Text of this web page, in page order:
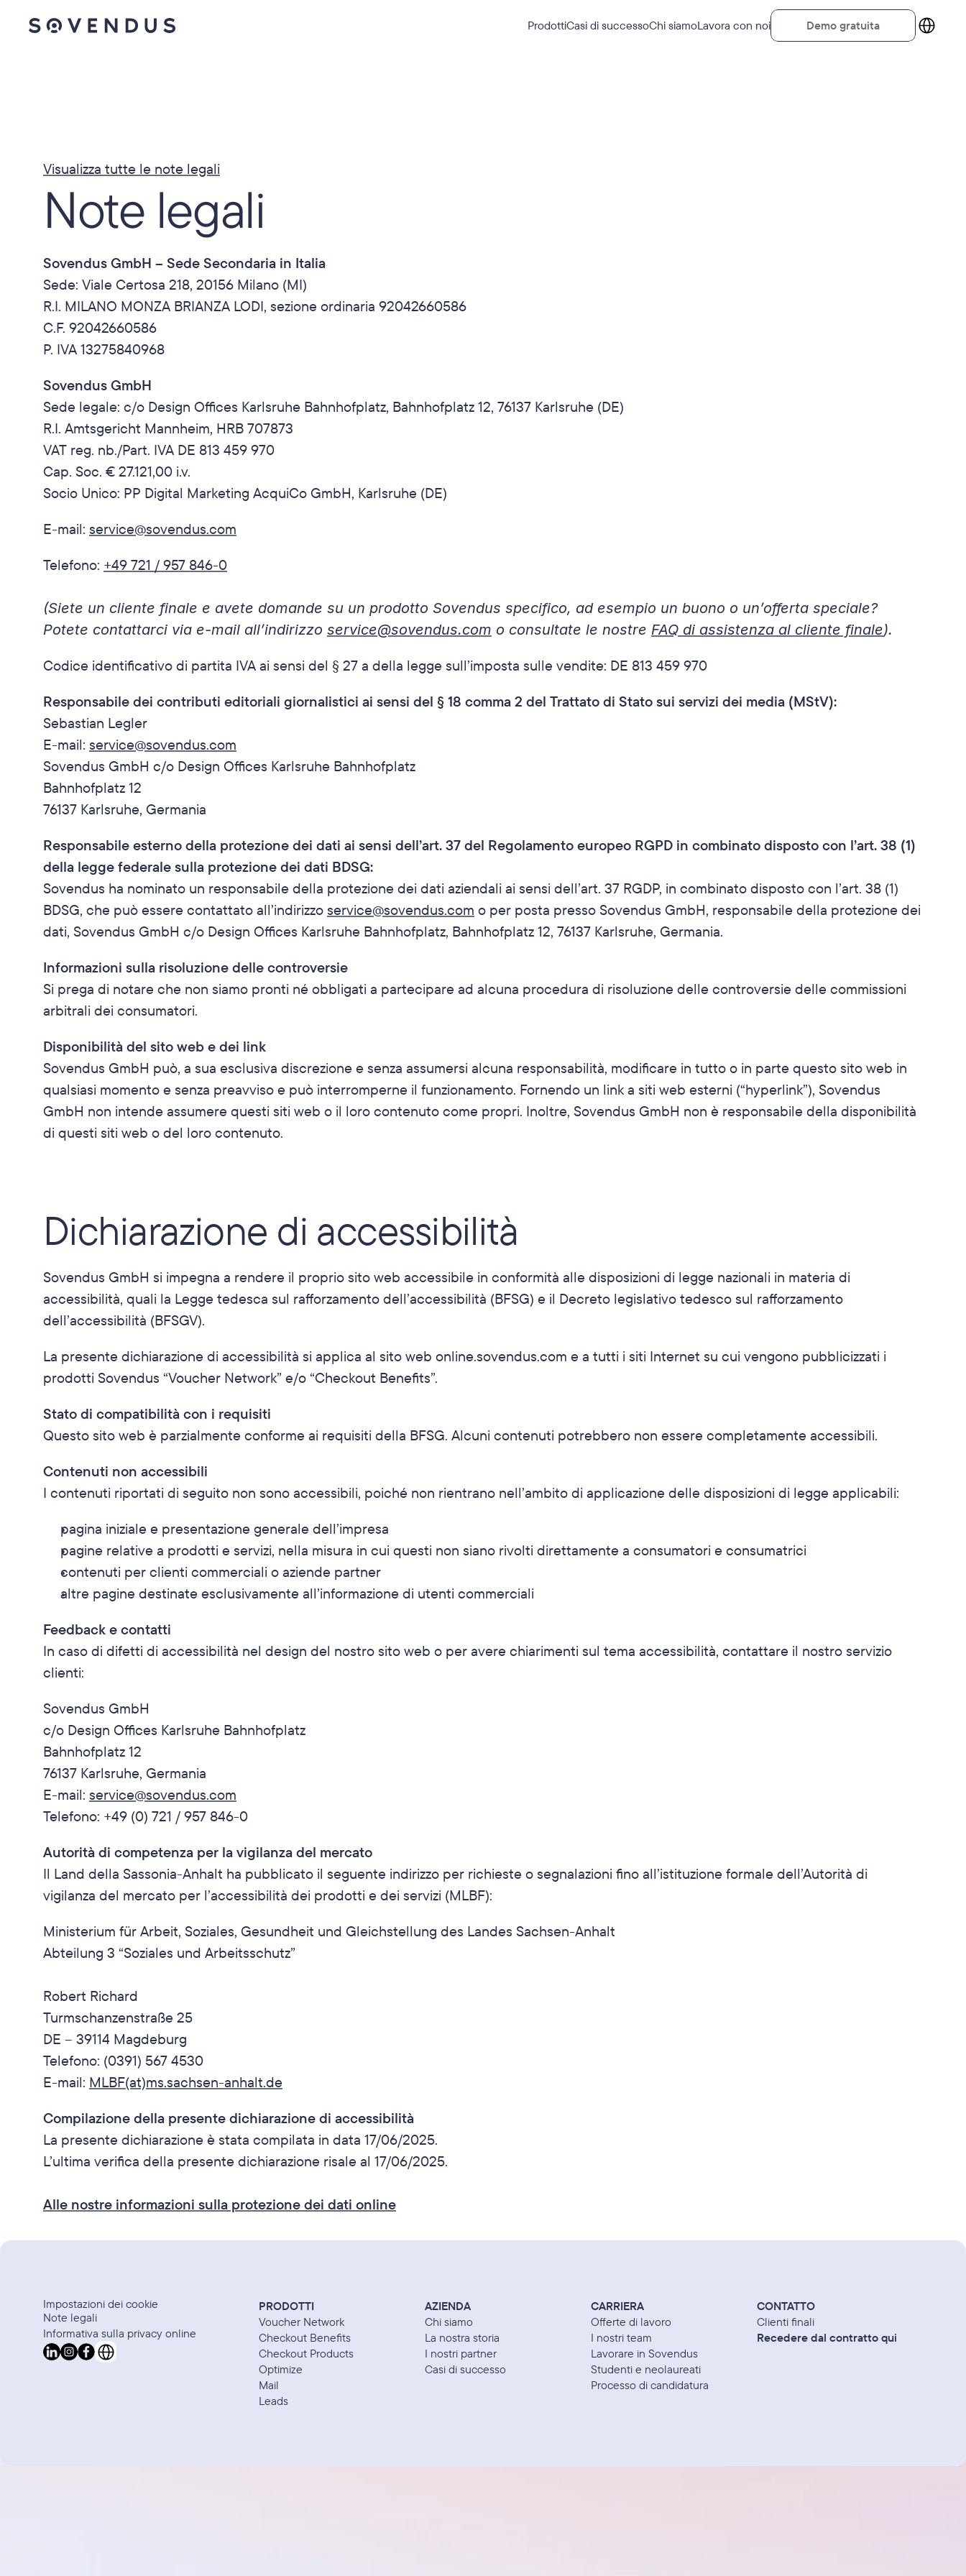
ProdottiCasi di successoChi siamoLavora con noi Demo gratuita Select
Visualizza tutte le note legali
Note legali
Sovendus GmbH – Sede Secondaria in Italia
Sede: Viale Certosa 218, 20156 Milano (MI)
R.I. MILANO MONZA BRIANZA LODI, sezione ordinaria 92042660586
C.F. 92042660586
P. IVA 13275840968
Sovendus GmbH
Sede legale: c/o Design Offices Karlsruhe Bahnhofplatz, Bahnhofplatz 12, 76137 Karlsruhe (DE)
R.I. Amtsgericht Mannheim, HRB 707873
VAT reg. nb./Part. IVA DE 813 459 970
Cap. Soc. € 27.121,00 i.v.
Socio Unico: PP Digital Marketing AcquiCo GmbH, Karlsruhe (DE)
E-mail: service@sovendus.com
Telefono: +49 721 / 957 846-0
(Siete un cliente finale e avete domande su un prodotto Sovendus specifico, ad esempio un buono o un’offerta speciale?
Potete contattarci via e-mail all’indirizzo service@sovendus.com o consultate le nostre FAQ di assistenza al cliente finale).
Codice identificativo di partita IVA ai sensi del § 27 a della legge sull’imposta sulle vendite: DE 813 459 970
Responsabile dei contributi editoriali giornalistici ai sensi del § 18 comma 2 del Trattato di Stato sui servizi dei media (MStV):
Sebastian Legler
E-mail: service@sovendus.com
Sovendus GmbH c/o Design Offices Karlsruhe Bahnhofplatz
Bahnhofplatz 12
76137 Karlsruhe, Germania
Responsabile esterno della protezione dei dati ai sensi dell’art. 37 del Regolamento europeo RGPD in combinato disposto con l’art. 38 (1)
della legge federale sulla protezione dei dati BDSG:
Sovendus ha nominato un responsabile della protezione dei dati aziendali ai sensi dell’art. 37 RGDP, in combinato disposto con l’art. 38 (1)
BDSG, che può essere contattato all’indirizzo service@sovendus.com o per posta presso Sovendus GmbH, responsabile della protezione dei
dati, Sovendus GmbH c/o Design Offices Karlsruhe Bahnhofplatz, Bahnhofplatz 12, 76137 Karlsruhe, Germania.
Informazioni sulla risoluzione delle controversie
Si prega di notare che non siamo pronti né obbligati a partecipare ad alcuna procedura di risoluzione delle controversie delle commissioni
arbitrali dei consumatori.
Disponibilità del sito web e dei link
Sovendus GmbH può, a sua esclusiva discrezione e senza assumersi alcuna responsabilità, modificare in tutto o in parte questo sito web in
qualsiasi momento e senza preavviso e può interromperne il funzionamento. Fornendo un link a siti web esterni (“hyperlink”), Sovendus
GmbH non intende assumere questi siti web o il loro contenuto come propri. Inoltre, Sovendus GmbH non è responsabile della disponibilità
di questi siti web o del loro contenuto.
Dichiarazione di accessibilità
Sovendus GmbH si impegna a rendere il proprio sito web accessibile in conformità alle disposizioni di legge nazionali in materia di
accessibilità, quali la Legge tedesca sul rafforzamento dell’accessibilità (BFSG) e il Decreto legislativo tedesco sul rafforzamento
dell’accessibilità (BFSGV).
La presente dichiarazione di accessibilità si applica al sito web online.sovendus.com e a tutti i siti Internet su cui vengono pubblicizzati i
prodotti Sovendus “Voucher Network” e/o “Checkout Benefits”.
Stato di compatibilità con i requisiti
Questo sito web è parzialmente conforme ai requisiti della BFSG. Alcuni contenuti potrebbero non essere completamente accessibili.
Contenuti non accessibili
I contenuti riportati di seguito non sono accessibili, poiché non rientrano nell’ambito di applicazione delle disposizioni di legge applicabili:
pagina iniziale e presentazione generale dell’impresa
pagine relative a prodotti e servizi, nella misura in cui questi non siano rivolti direttamente a consumatori e consumatrici
contenuti per clienti commerciali o aziende partner
altre pagine destinate esclusivamente all’informazione di utenti commerciali
Feedback e contatti
In caso di difetti di accessibilità nel design del nostro sito web o per avere chiarimenti sul tema accessibilità, contattare il nostro servizio
clienti:
Sovendus GmbH
c/o Design Offices Karlsruhe Bahnhofplatz
Bahnhofplatz 12
76137 Karlsruhe, Germania
E-mail: service@sovendus.com
Telefono: +49 (0) 721 / 957 846-0
Autorità di competenza per la vigilanza del mercato
Il Land della Sassonia-Anhalt ha pubblicato il seguente indirizzo per richieste o segnalazioni fino all’istituzione formale dell’Autorità di
vigilanza del mercato per l’accessibilità dei prodotti e dei servizi (MLBF):
Ministerium für Arbeit, Soziales, Gesundheit und Gleichstellung des Landes Sachsen-​Anhalt
Abteilung 3 “Soziales und Arbeitsschutz”
Robert Richard
Turmschanzenstraße 25
DE – 39114 Magdeburg
Telefono: (0391) 567 4530
E-​mail: MLBF(at)ms.sachsen-​anhalt.de
Compilazione della presente dichiarazione di accessibilità
La presente dichiarazione è stata compilata in data 17/06/2025.
L’ultima verifica della presente dichiarazione risale al 17/06/2025.
Alle nostre informazioni sulla protezione dei dati online
Impostazioni dei cookie
Note legali
Informativa sulla privacy online
Select Language
PRODOTTI
Voucher Network
Checkout Benefits
Checkout Products
Optimize
Mail
Leads
AZIENDA
Chi siamo
La nostra storia
I nostri partner
Casi di successo
CARRIERA
Offerte di lavoro
I nostri team
Lavorare in Sovendus
Studenti e neolaureati
Processo di candidatura
CONTATTO
Clienti finali
Recedere dal contratto qui